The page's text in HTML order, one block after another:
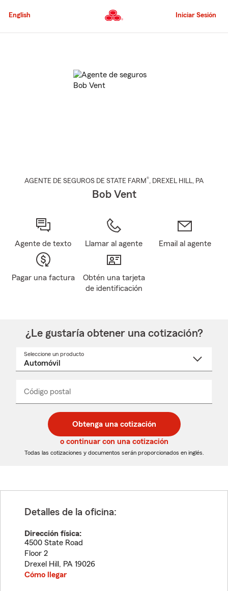
al
principal
English Iniciar Sesión
AGENTE DE SEGUROS DE STATE FARM®, DREXEL HILL, PA
Bob Vent
Agente de texto Llamar al agente Email al agente
Pagar una factura
Obtén una tarjeta
de identificación
¿Le gustaría obtener una cotización?
Seleccione un producto
desplegable
Código postal
de
5
dígitos
de
5
dígitos
_____
Obtenga una cotización
o continuar con una cotización
Todas las cotizaciones y documentos serán proporcionados en inglés.
Detalles de la oficina:
Dirección física:
4500 State Road
Floor 2
Drexel Hill , PA 19026
Cómo llegar